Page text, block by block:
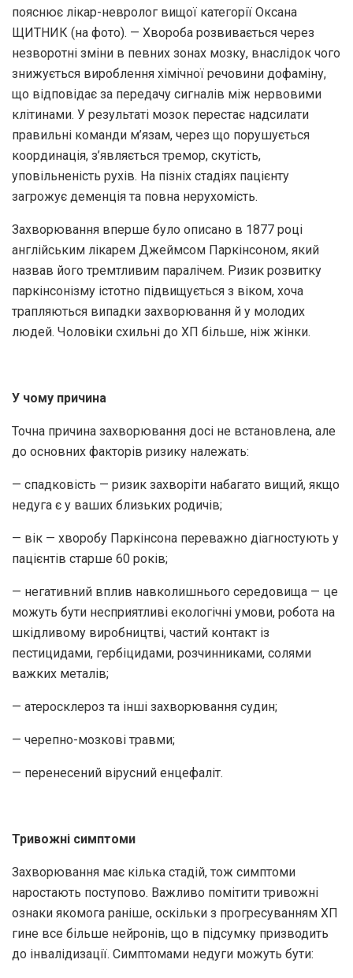
пояснює лікар-невролог вищої категорії Оксана
ЩИТНИК (на фото). — Хвороба розвивається через
незворотні зміни в певних зонах мозку, внаслідок чого
знижується вироблення хімічної речовини дофаміну,
що відповідає за передачу сигналів між нервовими
клітинами. У результаті мозок перестає надсилати
правильні команди м’язам, через що порушується
координація, з’являється тремор, скутість,
уповільненість рухів. На пізніх стадіях пацієнту
загрожує деменція та повна нерухомість.
Захворювання вперше було описано в 1877 році
англійським лікарем Джеймсом Паркінсоном, який
назвав його тремтливим паралічем. Ризик розвитку
паркінсонізму істотно підвищується з віком, хоча
трапляються випадки захворювання й у молодих
людей. Чоловіки схильні до ХП більше, ніж жінки.
У чому причина
Точна причина захворювання досі не встановлена, але
до основних факторів ризику належать:
— спадковість — ризик захворіти набагато вищий, якщо
недуга є у ваших близьких родичів;
— вік — хворобу Паркінсона переважно діагностують у
пацієнтів старше 60 років;
— негативний вплив навколишнього середовища — це
можуть бути несприятливі екологічні умови, робота на
шкідливому виробництві, частий контакт із
пестицидами, гербіцидами, розчинниками, солями
важких металів;
— атеросклероз та інші захворювання судин;
— черепно-мозкові травми;
— перенесений вірусний енцефаліт.
Тривожні симптоми
Захворювання має кілька стадій, тож симптоми
наростають поступово. Важливо помітити тривожні
ознаки якомога раніше, оскільки з прогресуванням ХП
гине все більше нейронів, що в підсумку призводить
до інвалідизації. Симптомами недуги можуть бути: